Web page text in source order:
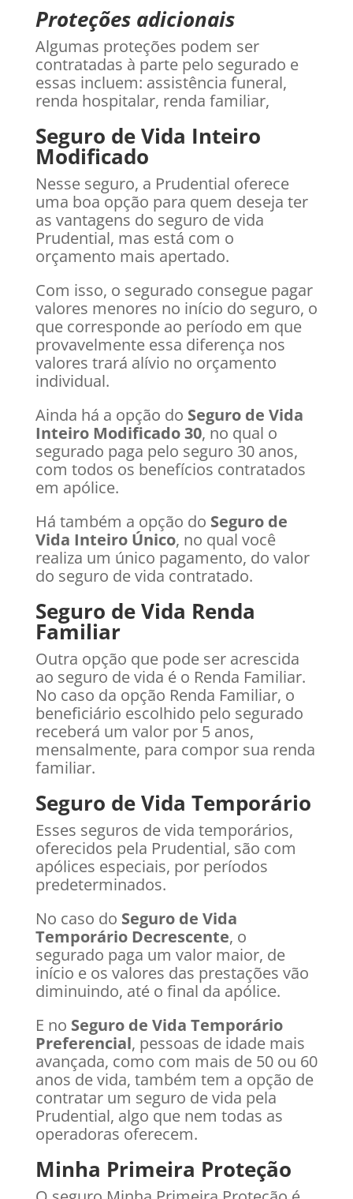
Proteções adicionais
Algumas proteções podem ser
contratadas à parte pelo segurado e
essas incluem: assistência funeral,
renda hospitalar, renda familiar,
Seguro de Vida Inteiro
Modificado
Nesse seguro, a Prudential oferece
uma boa opção para quem deseja ter
as vantagens do seguro de vida
Prudential, mas está com o
orçamento mais apertado.
Com isso, o segurado consegue pagar
valores menores no início do seguro, o
que corresponde ao período em que
provavelmente essa diferença nos
valores trará alívio no orçamento
individual.
Ainda há a opção do Seguro de Vida
Inteiro Modificado 30, no qual o
segurado paga pelo seguro 30 anos,
com todos os benefícios contratados
em apólice.
Há também a opção do Seguro de
Vida Inteiro Único, no qual você
realiza um único pagamento, do valor
do seguro de vida contratado.
Seguro de Vida Renda
Familiar
Outra opção que pode ser acrescida
ao seguro de vida é o Renda Familiar.
No caso da opção Renda Familiar, o
beneficiário escolhido pelo segurado
receberá um valor por 5 anos,
mensalmente, para compor sua renda
familiar.
Seguro de Vida Temporário
Esses seguros de vida temporários,
oferecidos pela Prudential, são com
apólices especiais, por períodos
predeterminados.
No caso do Seguro de Vida
Temporário Decrescente, o
segurado paga um valor maior, de
início e os valores das prestações vão
diminuindo, até o final da apólice.
E no Seguro de Vida Temporário
Preferencial, pessoas de idade mais
avançada, como com mais de 50 ou 60
anos de vida, também tem a opção de
contratar um seguro de vida pela
Prudential, algo que nem todas as
operadoras oferecem.
Minha Primeira Proteção